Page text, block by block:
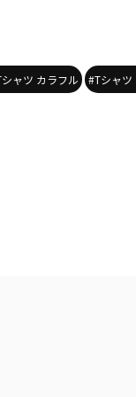
ャツ カラフル #Tシャツ